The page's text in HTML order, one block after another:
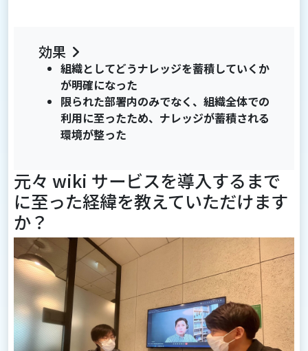
効果
組織としてどうナレッジを蓄積していくか
が明確になった
限られた部署内のみでなく、組織全体での
利用に至ったため、ナレッジが蓄積される
環境が整った
元々 wiki サービスを導入するまで
に至った経緯を教えていただけます
か？